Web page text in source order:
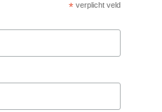
* verplicht veld